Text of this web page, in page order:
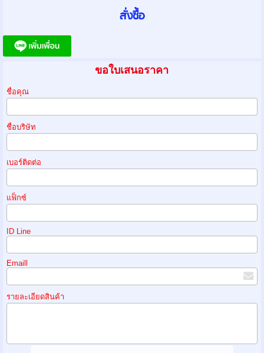
ขอใบเสนอราคา
ชื่อคุณ
ชื่อบริษัท
เบอร์ติดต่อ
แฟ็กซ์
ID Line
Emaill
รายละเอียดสินค้า